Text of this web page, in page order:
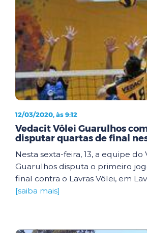
12/03/2020, às 9:12
Vedacit Vôlei Guarulhos
disputar quartas de final
Nesta sexta-feira, 13, a equipe do
Guarulhos disputa o primeiro
final contra o Lavras Vôlei, em
[saiba mais]